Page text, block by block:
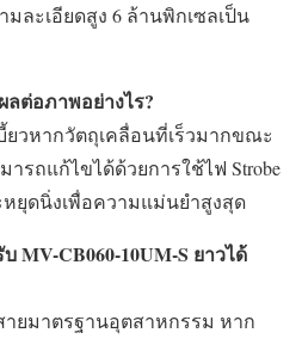
ละเอียดสูง 6 ล้านพิกเซลเป็น
ลต่อภาพอย่างไร?
ยวหากวัตถุเคลื่อนที่เร็วมากขณะ
รถแก้ไขได้ด้วยการใช้ไฟ Strobe
ยุดนิ่งเพื่อความแม่นยำสูงสุด
MV-CB060-10UM-S ยาวได้
ายมาตรฐานอุตสาหกรรม หาก